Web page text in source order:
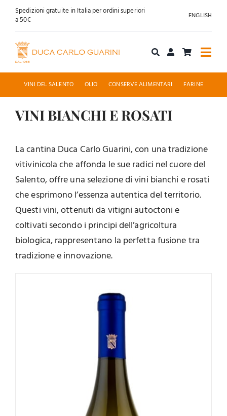
SaltaSpedizioni gratuite in Italia per ordini superiori
a 50€
ENGLISH
Acquista online
Chi siamo
News
Contatti
VINI DEL SALENTO OLIO CONSERVE ALIMENTARI FARINE
VINI BIANCHI E ROSATI
La cantina Duca Carlo Guarini, con una tradizione
vitivinicola che affonda le sue radici nel cuore del
Salento, offre una selezione di vini bianchi e rosati
che esprimono l’essenza autentica del territorio.
Questi vini, ottenuti da vitigni autoctoni e
coltivati secondo i principi dell’agricoltura
biologica, rappresentano la perfetta fusione tra
tradizione e innovazione.